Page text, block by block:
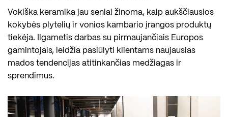
Vokiška keramika jau seniai žinoma, kaip aukščiausios
kokybės plytelių ir vonios kambario įrangos produktų
tiekėja. Ilgametis darbas su pirmaujančiais Europos
gamintojais, leidžia pasiūlyti klientams naujausias
mados tendencijas atitinkančias medžiagas ir
sprendimus.